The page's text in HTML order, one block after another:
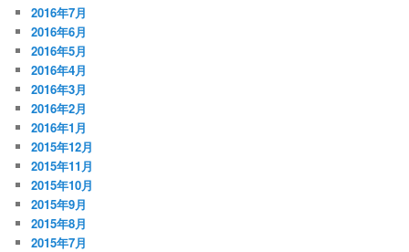
2016年7月
2016年6月
2016年5月
2016年4月
2016年3月
2016年2月
2016年1月
2015年12月
2015年11月
2015年10月
2015年9月
2015年8月
2015年7月